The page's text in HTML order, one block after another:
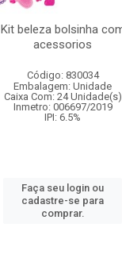
Kit beleza bolsinha
acessorios
Código: 830034
Embalagem: Unidade
Caixa Com: 24 Unidade(s)
Inmetro: 006697/2019
IPI: 6.5%
Faça seu login ou
cadastre-se para
comprar.